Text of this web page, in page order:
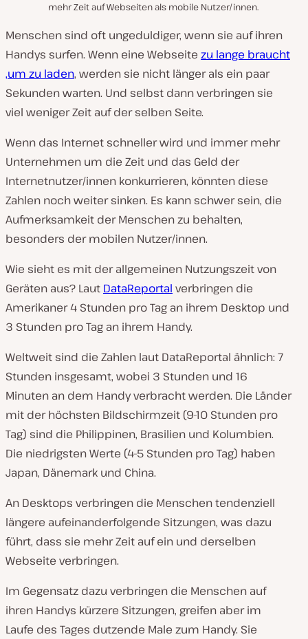
mehr Zeit auf Webseiten als mobile Nutzer/innen.
Menschen sind oft ungeduldiger, wenn sie auf ihren
Handys surfen. Wenn eine Webseite zu lange braucht
,um zu laden, werden sie nicht länger als ein paar
Sekunden warten. Und selbst dann verbringen sie
viel weniger Zeit auf der selben Seite.
Wenn das Internet schneller wird und immer mehr
Unternehmen um die Zeit und das Geld der
Internetnutzer/innen konkurrieren, könnten diese
Zahlen noch weiter sinken. Es kann schwer sein, die
Aufmerksamkeit der Menschen zu behalten,
besonders der mobilen Nutzer/innen.
Wie sieht es mit der allgemeinen Nutzungszeit von
Geräten aus? Laut DataReportal verbringen die
Amerikaner 4 Stunden pro Tag an ihrem Desktop und
3 Stunden pro Tag an ihrem Handy.
Weltweit sind die Zahlen laut DataReportal ähnlich: 7
Stunden insgesamt, wobei 3 Stunden und 16
Minuten an dem Handy verbracht werden. Die Länder
mit der höchsten Bildschirmzeit (9-10 Stunden pro
Tag) sind die Philippinen, Brasilien und Kolumbien.
Die niedrigsten Werte (4-5 Stunden pro Tag) haben
Japan, Dänemark und China.
An Desktops verbringen die Menschen tendenziell
längere aufeinanderfolgende Sitzungen, was dazu
führt, dass sie mehr Zeit auf ein und derselben
Webseite verbringen.
Im Gegensatz dazu verbringen die Menschen auf
ihren Handys kürzere Sitzungen, greifen aber im
Laufe des Tages dutzende Male zum Handy. Sie